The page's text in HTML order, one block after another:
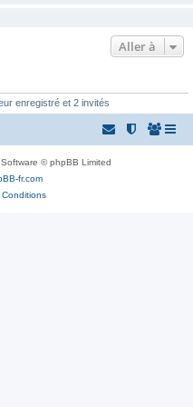
Aller à
enregistré et 2 invités
© phpBB Limited
fr.com
Conditions